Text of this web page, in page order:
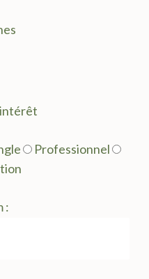
Professionnel
: